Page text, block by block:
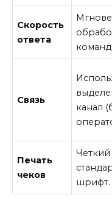
Скорость
ответа
Связь
канал
Печать
чеков
Четкий
шрифт.